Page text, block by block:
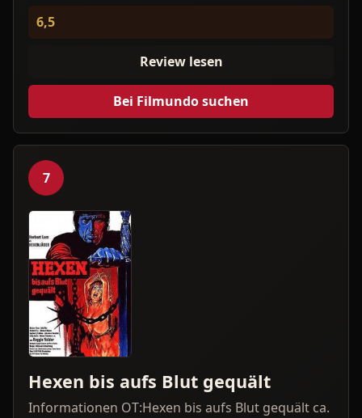
6,5
Review lesen
Bei Filmundo suchen
7
Hexen bis aufs Blut gequält
Informationen OT:Hexen bis aufs Blut gequält ca.